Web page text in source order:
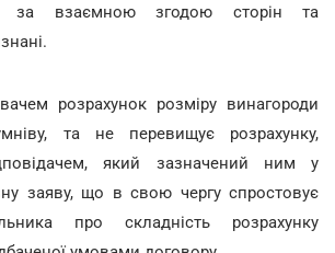
за взаємною згодою сторін та
розрахунок розміру винагороди
та не перевищує розрахунку,
який зазначений ним у
заяву, що в свою чергу спростовує
про складність розрахунку